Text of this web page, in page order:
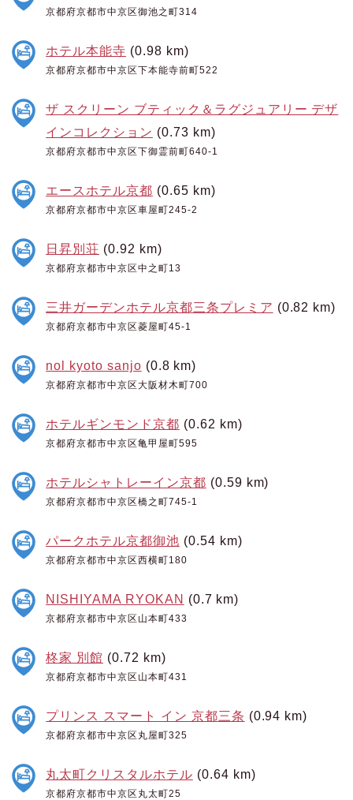
京都府京都市中京区御池之町314
ホテル本能寺 (0.98 km)
京都府京都市中京区下本能寺前町522
ザ スクリーン ブティック＆ラグジュアリー デザ
インコレクション (0.73 km)
京都府京都市中京区下御霊前町640-1
エースホテル京都 (0.65 km)
京都府京都市中京区車屋町245-2
日昇別荘 (0.92 km)
京都府京都市中京区中之町13
三井ガーデンホテル京都三条プレミア (0.82 km)
京都府京都市中京区菱屋町45-1
nol kyoto sanjo (0.8 km)
京都府京都市中京区大阪材木町700
ホテルギンモンド京都 (0.62 km)
京都府京都市中京区亀甲屋町595
ホテルシャトレーイン京都 (0.59 km)
京都府京都市中京区橋之町745-1
パークホテル京都御池 (0.54 km)
京都府京都市中京区西横町180
NISHIYAMA RYOKAN (0.7 km)
京都府京都市中京区山本町433
柊家 別館 (0.72 km)
京都府京都市中京区山本町431
プリンス スマート イン 京都三条 (0.94 km)
京都府京都市中京区丸屋町325
丸太町クリスタルホテル (0.64 km)
京都府京都市中京区丸太町25